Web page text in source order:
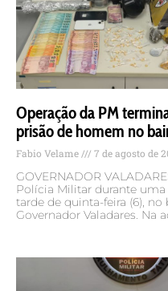
Operação da PM
prisão de homem no
Fabio Velame 7 de agosto de
GOVERNADOR
Polícia Militar durante
tarde de quinta-feira (6),
Governador Valadares. Na